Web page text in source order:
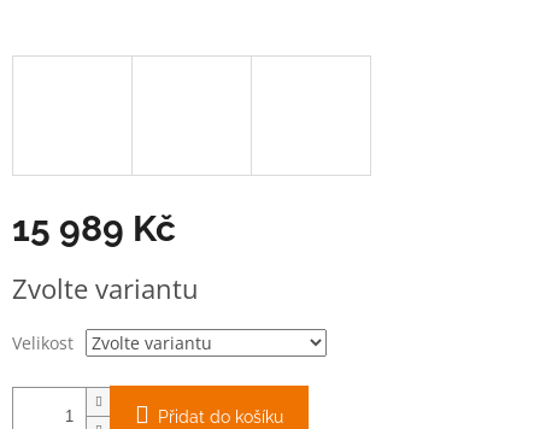
15 989 Kč
cena:
Zvolte variantu
Velikost
Přidat do košíku